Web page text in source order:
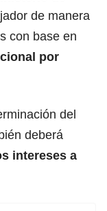
de manera
con base en
por
del
deberá
intereses a